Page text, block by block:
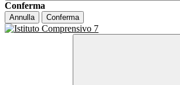
Conferma
Annulla Conferma